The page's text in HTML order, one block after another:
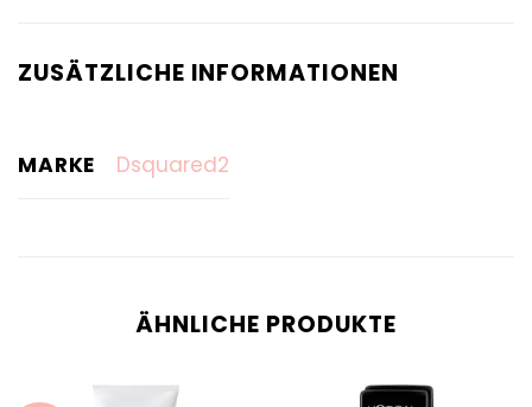
ZUSÄTZLICHE INFORMATIONEN
MARKE Dsquared2
ÄHNLICHE PRODUKTE